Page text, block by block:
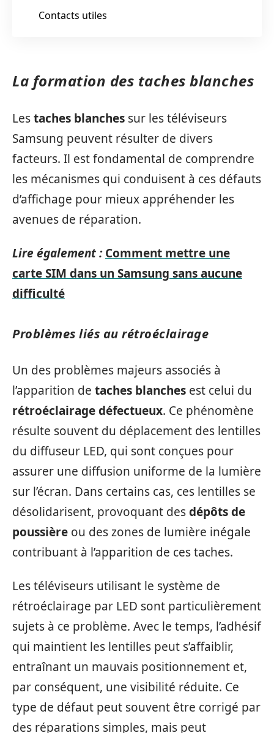
Contacts utiles
La formation des taches blanches
Lestaches blanches sur les téléviseurs
Samsung peuvent résulter de divers
facteurs. Il est fondamental de comprendre
les mécanismes qui conduisent à ces défauts
d’affichage pour mieux appréhender les
avenues de réparation.
Lire également : Comment mettre une
carte SIM dans un Samsung sans aucune
difficulté
Problèmes liés au rétroéclairage
Un des problèmes majeurs associés à
l’apparition de taches blanches est celui du
rétroéclairage défectueux. Ce phénomène
résulte souvent du déplacement des lentilles
du diffuseur LED, qui sont conçues pour
assurer une diffusion uniforme de la lumière
sur l’écran. Dans certains cas, ces lentilles se
désolidarisent, provoquant desdépôts de
poussière ou des zones de lumière inégale
contribuant à l’apparition de ces taches.
Les téléviseurs utilisant le système de
rétroéclairage par LED sont particulièrement
sujets à ce problème. Avec le temps, l’adhésif
qui maintient les lentilles peut s’affaiblir,
entraînant un mauvais positionnement et,
par conséquent, une visibilité réduite. Ce
type de défaut peut souvent être corrigé par
des réparations simples, mais peut